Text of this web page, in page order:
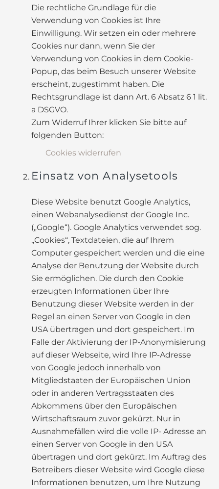
Die rechtliche Grundlage für die
Verwendung von Cookies ist Ihre
Einwilligung. Wir setzen ein oder mehrere
Cookies nur dann, wenn Sie der
Verwendung von Cookies in dem Cookie-
Popup, das beim Besuch unserer Website
erscheint, zugestimmt haben. Die
Rechtsgrundlage ist dann Art. 6 Absatz 6 1 lit.
a DSGVO.
Zum Widerruf Ihrer klicken Sie bitte auf
folgenden Button:
Cookies widerrufen
Einsatz von Analysetools
Diese Website benutzt Google Analytics,
einen Webanalysedienst der Google Inc.
(„Google“). Google Analytics verwendet sog.
„Cookies“, Textdateien, die auf Ihrem
Computer gespeichert werden und die eine
Analyse der Benutzung der Website durch
Sie ermöglichen. Die durch den Cookie
erzeugten Informationen über Ihre
Benutzung dieser Website werden in der
Regel an einen Server von Google in den
USA übertragen und dort gespeichert. Im
Falle der Aktivierung der IP-Anonymisierung
auf dieser Webseite, wird Ihre IP-Adresse
von Google jedoch innerhalb von
Mitgliedstaaten der Europäischen Union
oder in anderen Vertragsstaaten des
Abkommens über den Europäischen
Wirtschaftsraum zuvor gekürzt. Nur in
Ausnahmefällen wird die volle IP- Adresse an
einen Server von Google in den USA
übertragen und dort gekürzt. Im Auftrag des
Betreibers dieser Website wird Google diese
Informationen benutzen, um Ihre Nutzung